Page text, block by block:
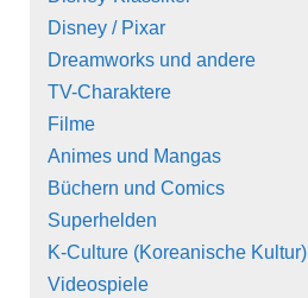
Disney / Pixar
Dreamworks und andere
TV-Charaktere
Filme
Animes und Mangas
Büchern und Comics
Superhelden
K-Culture (Koreanische Kultur)
Videospiele